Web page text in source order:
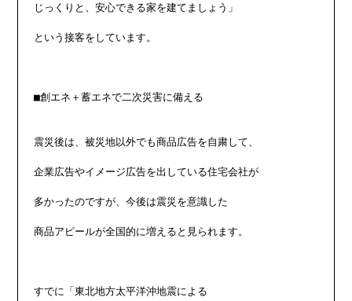
じっくりと、安心できる家を建てましょう」
という接客をしています。
■創エネ＋蓄エネで二次災害に備える
震災後は、被災地以外でも商品広告を自粛して、
企業広告やイメージ広告を出している住宅会社が
多かったのですが、今後は震災を意識した
商品アピールが全国的に増えると見られます。
すでに「東北地方太平洋沖地震による